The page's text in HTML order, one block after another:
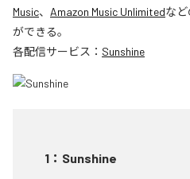
Music、 Amazon Music Unlimitedな
ができる。
各配信サービス： Sunshine
1 ： Sunshine